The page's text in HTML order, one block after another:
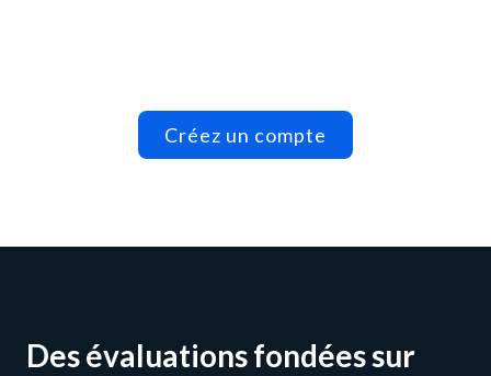
Créez un compte
Des évaluations fondées sur